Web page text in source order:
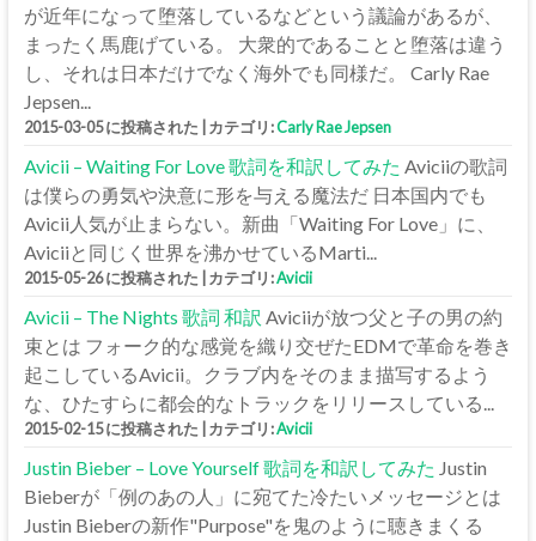
が近年になって堕落しているなどという議論があるが、
まったく馬鹿げている。 大衆的であることと堕落は違う
し、それは日本だけでなく海外でも同様だ。 Carly Rae
Jepsen...
2015-03-05 に投稿された カテゴリ:Carly Rae Jepsen
Avicii – Waiting For Love 歌詞を和訳してみた Aviciiの歌詞
は僕らの勇気や決意に形を与える魔法だ 日本国内でも
Avicii人気が止まらない。新曲「Waiting For Love」に、
Aviciiと同じく世界を沸かせているMarti...
2015-05-26 に投稿された カテゴリ:Avicii
Avicii – The Nights 歌詞 和訳 Aviciiが放つ父と子の男の約
束とは フォーク的な感覚を織り交ぜたEDMで革命を巻き
起こしているAvicii。クラブ内をそのまま描写するよう
な、ひたすらに都会的なトラックをリリースしている...
2015-02-15 に投稿された カテゴリ:Avicii
Justin Bieber – Love Yourself 歌詞を和訳してみた Justin
Bieberが「例のあの人」に宛てた冷たいメッセージとは
Justin Bieberの新作"Purpose"を鬼のように聴きまくる